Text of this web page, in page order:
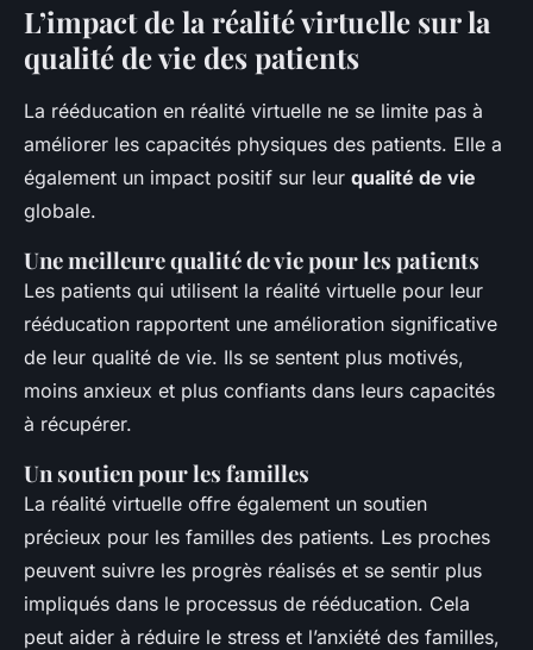
L’impact de la réalité virtuelle sur la
qualité de vie des patients
La rééducation en réalité virtuelle ne se limite pas à
améliorer les capacités physiques des patients. Elle a
également un impact positif sur leur qualité de vie
globale.
Une meilleure qualité de vie pour les patients
Les patients qui utilisent la réalité virtuelle pour leur
rééducation rapportent une amélioration significative
de leur qualité de vie. Ils se sentent plus motivés,
moins anxieux et plus confiants dans leurs capacités
à récupérer.
Un soutien pour les familles
La réalité virtuelle offre également un soutien
précieux pour les familles des patients. Les proches
peuvent suivre les progrès réalisés et se sentir plus
impliqués dans le processus de rééducation. Cela
peut aider à réduire le stress et l’anxiété des familles,